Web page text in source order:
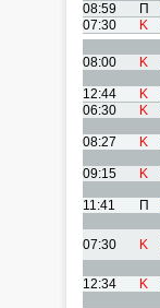
08:59 П
07:30
K
08:00 K
12:44 K
06:30
K
08:27 K
09:15 K
11:41 П
07:30 K
12:34 K